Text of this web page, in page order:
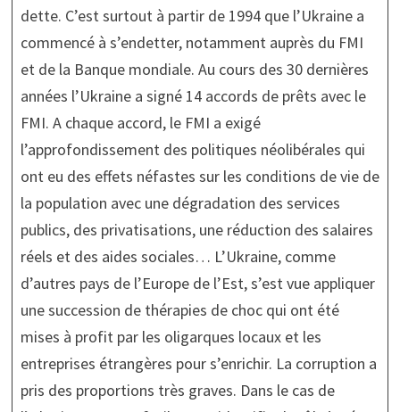
dette. C’est surtout à partir de 1994 que l’Ukraine a
commencé à s’endetter, notamment auprès du FMI
et de la Banque mondiale. Au cours des 30 dernières
années l’Ukraine a signé 14 accords de prêts avec le
FMI. A chaque accord, le FMI a exigé
l’approfondissement des politiques néolibérales qui
ont eu des effets néfastes sur les conditions de vie de
la population avec une dégradation des services
publics, des privatisations, une réduction des salaires
réels et des aides sociales… L’Ukraine, comme
d’autres pays de l’Europe de l’Est, s’est vue appliquer
une succession de thérapies de choc qui ont été
mises à profit par les oligarques locaux et les
entreprises étrangères pour s’enrichir. La corruption a
pris des proportions très graves. Dans le cas de